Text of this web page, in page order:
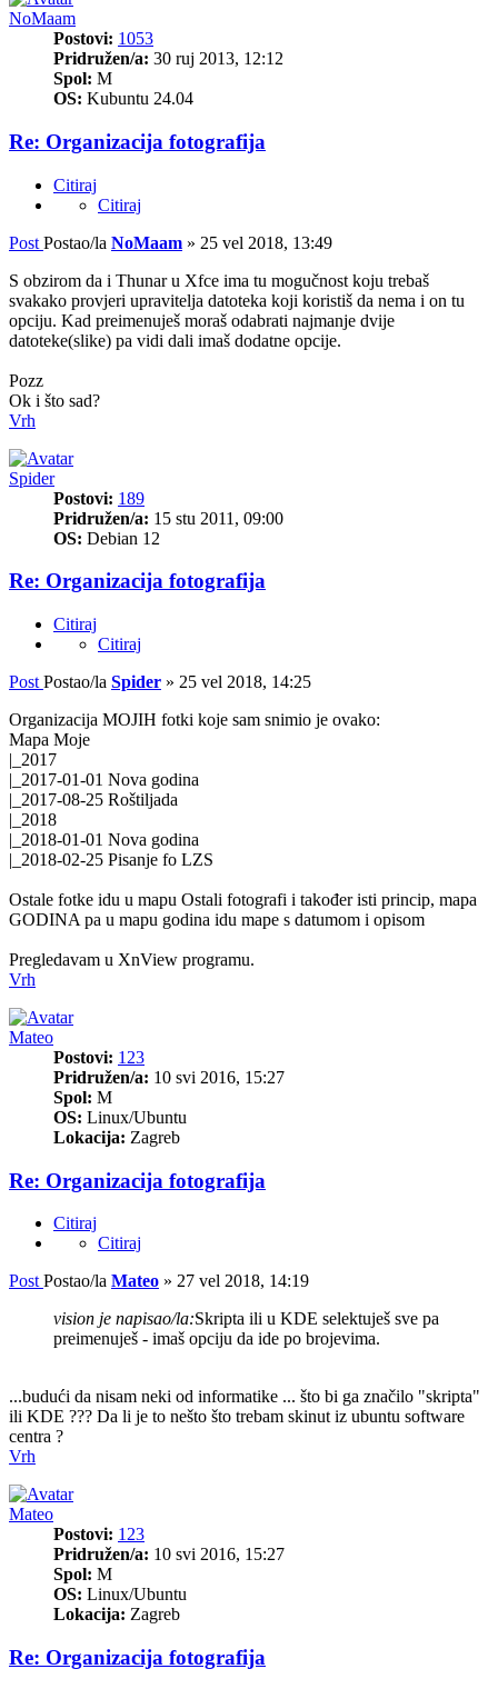
NoMaam
Postovi: 1053
Pridružen/a: 30 ruj 2013, 12:12
Spol: M
OS: Kubuntu 24.04
Re: Organizacija fotografija
Citiraj
Citiraj
Post Postao/la NoMaam » 25 vel 2018, 13:49
S obzirom da i Thunar u Xfce ima tu mogučnost koju trebaš
svakako provjeri upravitelja datoteka koji koristiš da nema i on tu
opciju. Kad preimenuješ moraš odabrati najmanje dvije
datoteke(slike) pa vidi dali imaš dodatne opcije.
Pozz
Ok i što sad?
Vrh
Spider
Postovi: 189
Pridružen/a: 15 stu 2011, 09:00
OS: Debian 12
Re: Organizacija fotografija
Citiraj
Citiraj
Post Postao/la Spider » 25 vel 2018, 14:25
Organizacija MOJIH fotki koje sam snimio je ovako:
Mapa Moje
|_2017
|_2017-01-01 Nova godina
|_2017-08-25 Roštiljada
|_2018
|_2018-01-01 Nova godina
|_2018-02-25 Pisanje fo LZS
Ostale fotke idu u mapu Ostali fotografi i također isti princip, mapa
GODINA pa u mapu godina idu mape s datumom i opisom
Pregledavam u XnView programu.
Vrh
Mateo
Postovi: 123
Pridružen/a: 10 svi 2016, 15:27
Spol: M
OS: Linux/Ubuntu
Lokacija: Zagreb
Re: Organizacija fotografija
Citiraj
Citiraj
Post Postao/la Mateo » 27 vel 2018, 14:19
vision je napisao/la:Skripta ili u KDE selektuješ sve pa
preimenuješ - imaš opciju da ide po brojevima.
...budući da nisam neki od informatike ... što bi ga značilo "skripta"
ili KDE ??? Da li je to nešto što trebam skinut iz ubuntu software
centra ?
Vrh
Mateo
Postovi: 123
Pridružen/a: 10 svi 2016, 15:27
Spol: M
OS: Linux/Ubuntu
Lokacija: Zagreb
Re: Organizacija fotografija